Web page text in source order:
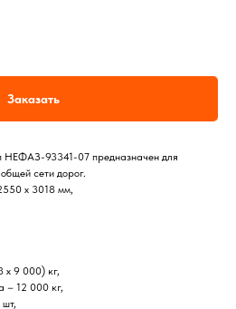
Заказать
НЕФАЗ-93341-07 предназначен для
сети дорог.
х 3018 мм,
х 9 000) кг,
– 12 000 кг,